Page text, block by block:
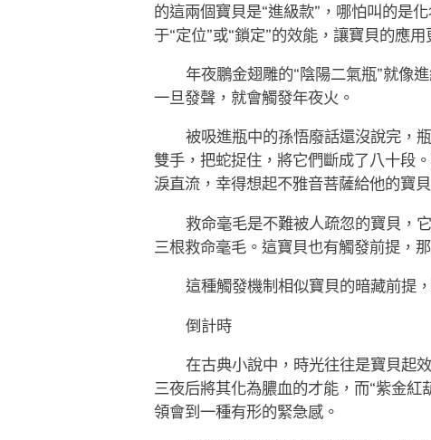
的這兩個寶貝是“進級款”，哪怕叫的是
于“定位”或“鎖定”的效能，讓寶貝的應
年夜鵬金翅雕的“陰陽二氣瓶”就像
一旦發聲，就會觸發年夜火。
被吸進瓶中的孫悟廢話還沒說完，
雙手，把蛇捉住，將它們斷成了八十段
淚直流，幸得想起不雅音菩薩給他的
救命毫毛是不難被人疏忽的寶貝，
三根救命毫毛。這寶貝也有觸發前提，
這種觸發機制相似寶貝的暗藏前提
倒計時
在古典小說中，時光往往是寶貝起
三夜后將其化為膿血的才能，而“紫金
領會到一種有形的緊急感。